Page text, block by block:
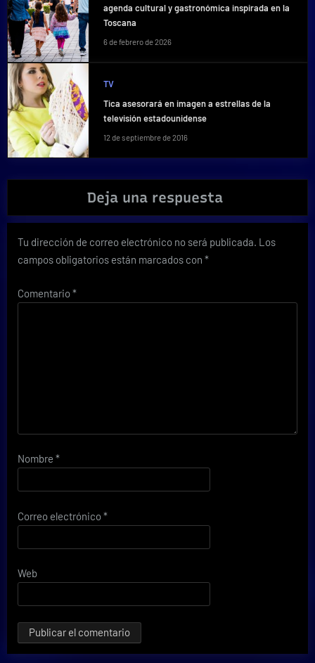
agenda cultural y gastronómica inspirada en la
Toscana
6 de febrero de 2026
TV
Tica asesorará en imagen a estrellas de la
televisión estadounidense
12 de septiembre de 2016
Deja una respuesta
Tu dirección de correo electrónico no será publicada. Los
campos obligatorios están marcados con *
Comentario*
Nombre *
Correo electrónico*
Web